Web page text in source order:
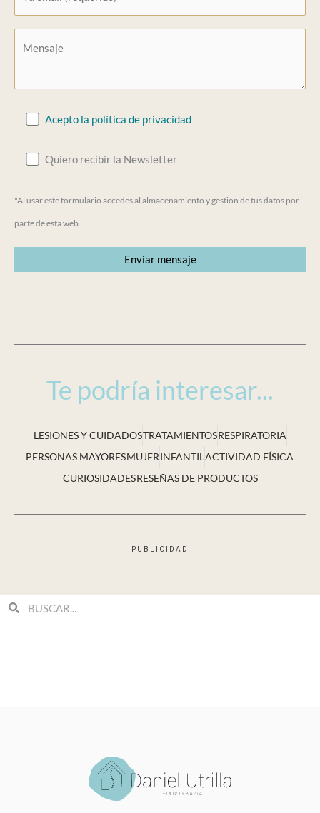
Acepto la política de privacidad
Quiero recibir la Newsletter
"Al usar este formulario accedes al almacenamiento y gestión de tus datos por
parte de esta web.
Te podría interesar...
LESIONES Y CUIDADOSTRATAMIENTOSRESPIRATORIA
PERSONAS MAYORESMUJERINFANTILACTIVIDAD FÍSICA
CURIOSIDADESRESEÑAS DE PRODUCTOS
PUBLICIDAD
SearchSearch